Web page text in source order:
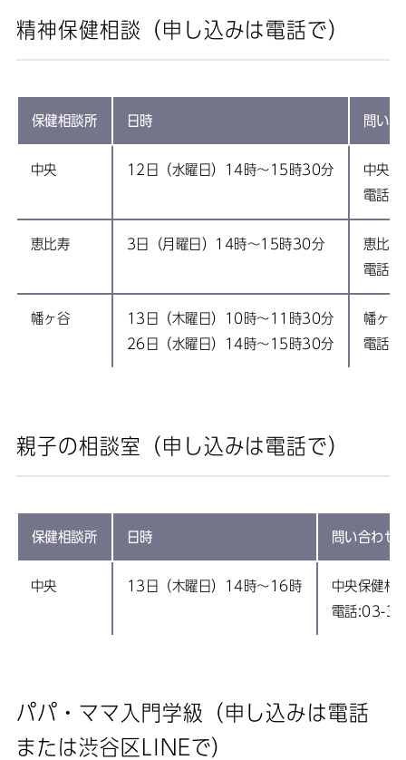
精神保健相談（申し込みは電話で）
保健相談所 日時 問い
中央 12日（水曜日）14時～15時30分
中央
電話
恵比寿 3日（月曜日）14時～15時30分
恵比寿
電話
幡ヶ谷
13日（木曜日）10時～11時30分
26日（水曜日）14時～15時30分
幡ヶ
電話
親子の相談室（申し込みは電話で）
保健相談所 日時 問い合わせ
中央 13日（木曜日）14時～16時
中央保健相
電話:03-
パパ・ママ入門学級（申し込みは電話
または渋谷区LINEで）